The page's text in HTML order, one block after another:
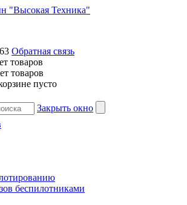
Обратная связь
товаров
товаров
пусто
Закрыть окно
беспилотниками